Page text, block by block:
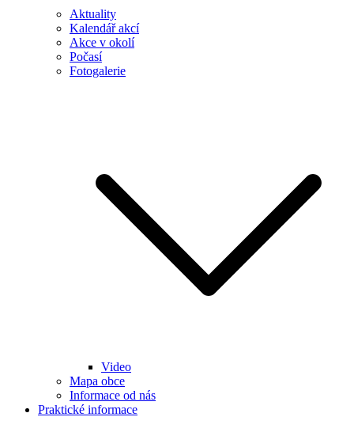
Aktuality
Kalendář akcí
Akce v okolí
Počasí
Fotogalerie
Video
Mapa obce
Informace od nás
Praktické informace